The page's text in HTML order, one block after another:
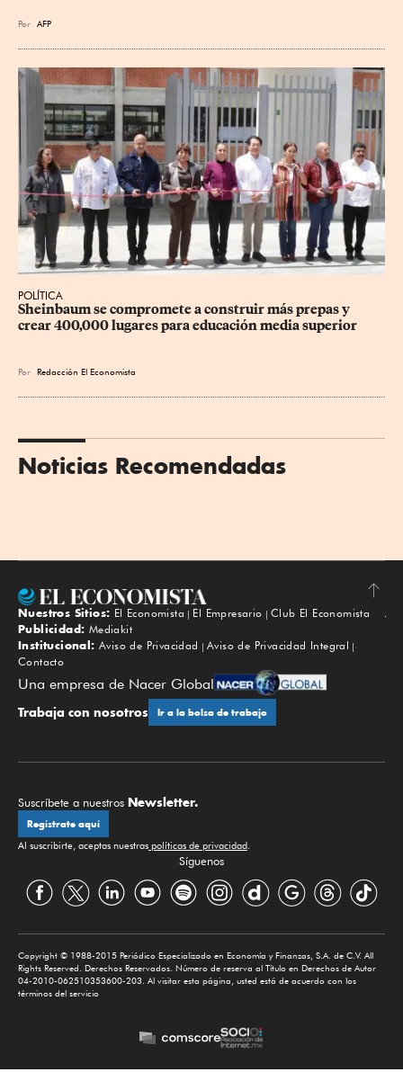
Por AFP
POLÍTICA
Sheinbaum se compromete a construir más prepas y
crear 400,000 lugares para educación media superior
Por Redacción El Economista
Noticias Recomendadas
Subir
Nuestros Sitios: El Economista El Empresario
Club El Economista
Publicidad: Mediakit
Institucional: Aviso de Privacidad
Aviso de Privacidad Integral
Contacto
Una empresa de Nacer Global
Trabaja con nosotros Ir a la bolsa de trabajo
Suscríbete a nuestros Newsletter.
Regístrate aquí
Al suscribirte, aceptas nuestras políticas de privacidad
Síguenos
Copyright © 1988-2015 Periódico Especializado en Economía y Finanzas, S.A. de C.V. All
Rights Reserved. Derechos Reservados. Número de reserva al Título en Derechos de Autor
04-2010-062510353600-203. Al visitar esta página, usted está de acuerdo con los
términos del servicio